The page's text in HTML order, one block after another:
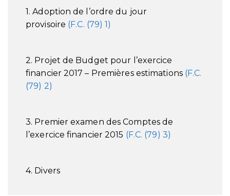
1. Adoption de l’ordre du jour
provisoire (F.C. (79) 1)
2. Projet de Budget pour l’exercice
financier 2017 – Premières estimations (F.C.
(79) 2)
3. Premier examen des Comptes de
l’exercice financier 2015 (F.C. (79) 3)
4. Divers